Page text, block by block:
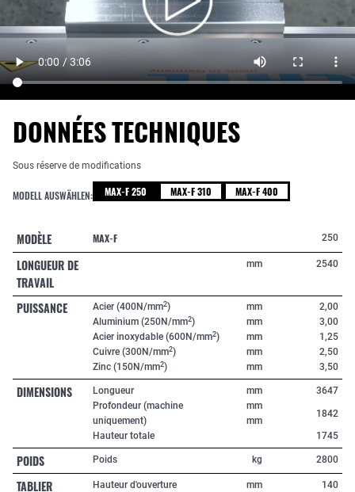
DONNÉES TECHNIQUES
Sous réserve de modifications
MODELL AUSWÄHLEN: MAX-F 250 MAX-F 310 MAX-F 400
MODÈLE MAX-F 250
LONGUEUR DE
TRAVAIL
mm 2540
PUISSANCE Acier (400N/mm2)
Aluminium (250N/mm2)
Acier inoxydable (600N/mm2)
Cuivre (300N/mm2)
Zinc (150N/mm2)
mm
mm
mm
mm
mm
2,00
3,00
1,25
2,50
3,50
DIMENSIONS
Longueur
Profondeur (machine
uniquement)
Hauteur totale
mm
mm
mm
3647
1842
1745
POIDS Poids kg 2800
TABLIER Hauteur d'ouverture mm 140